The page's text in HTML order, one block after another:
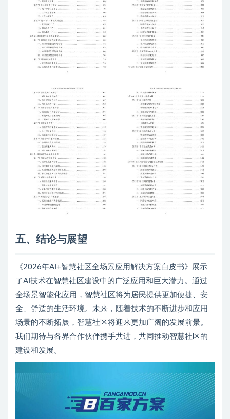
五、结论与展望
《2026年AI+智慧社区全场景应用解决方案白皮书》展示
了AI技术在智慧社区建设中的广泛应用和巨大潜力。通过
全场景智能化应用，智慧社区将为居民提供更加便捷、安
全、舒适的生活环境。未来，随着技术的不断进步和应用
场景的不断拓展，智慧社区将迎来更加广阔的发展前景。
我们期待与各界合作伙伴携手共进，共同推动智慧社区的
建设和发展。